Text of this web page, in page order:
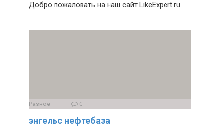
Добро пожаловать на наш сайт LikeExpert.ru
Разное 0
энгельс нефтебаза